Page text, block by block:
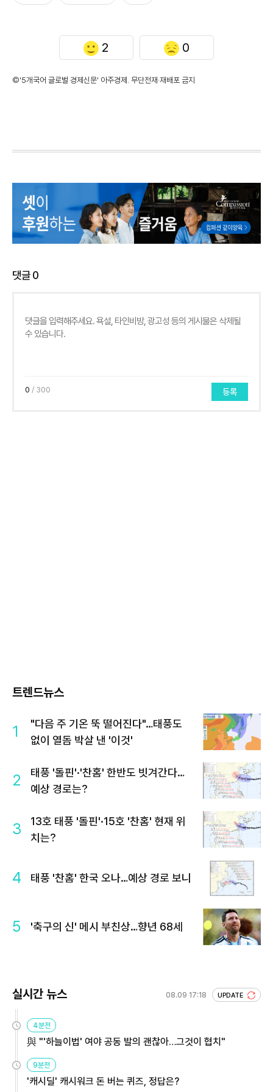
2 0
©'5개국어 글로벌 경제신문' 아주경제. 무단전재·재배포 금지
댓글0
0 / 300 등록
트렌드뉴스
1
"다음 주 기온 뚝 떨어진다"…태풍도
없이 열돔 박살 낸 '이것'
2
태풍 '돌핀'·'찬홈' 한반도 빗겨간다…
예상 경로는?
3
13호 태풍 '돌핀'·15호 '찬홈' 현재 위
치는?
4 태풍 '찬홈' 한국 오나…예상 경로 보니
5 '축구의 신' 메시 부친상…향년 68세
실시간 뉴스 08.09 17:18 UPDATE
4분전
與 "'하늘이법' 여야 공동 발의 괜찮아…그것이 협치"
9분전
'캐시딜' 캐시워크 돈 버는 퀴즈, 정답은?